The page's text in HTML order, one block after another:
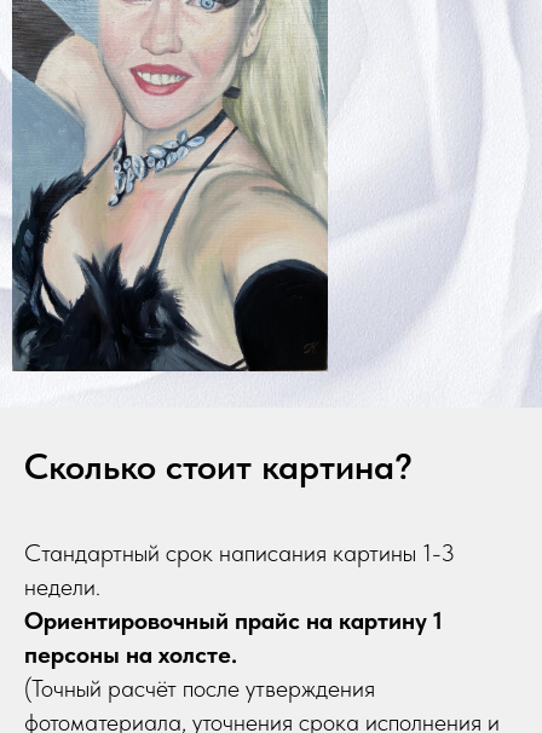
Сколько стоит картина?
Стандартный срок написания картины 1-3
недели.
Ориентировочный прайс на картину 1
персоны на холсте.
(Точный расчёт после утверждения
фотоматериала, уточнения срока исполнения и